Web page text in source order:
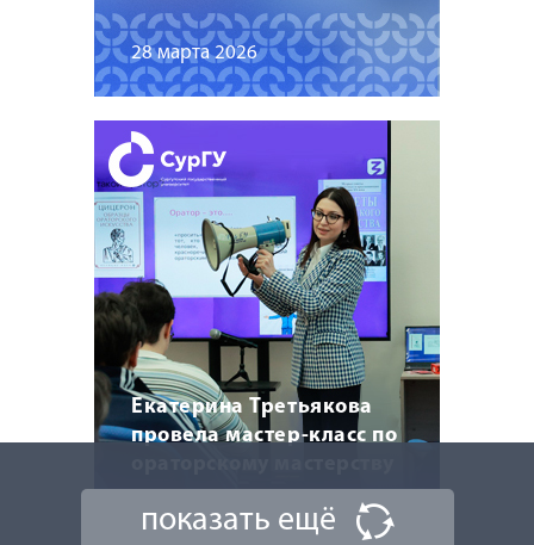
28 марта 2026
Екатерина Третьякова
провела мастер-класс по
20 марта 2026
показать ещё